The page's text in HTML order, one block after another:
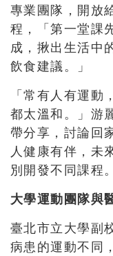
專業團隊，開放
程，「第一堂課
成，揪出生活中
飲食建議。」
「常有人有運
都太溫和。」游
帶分享，討論回
人健康有伴，未
別開發不同課程。
大學運動團隊與
臺北市立大學副
病患的運動不同